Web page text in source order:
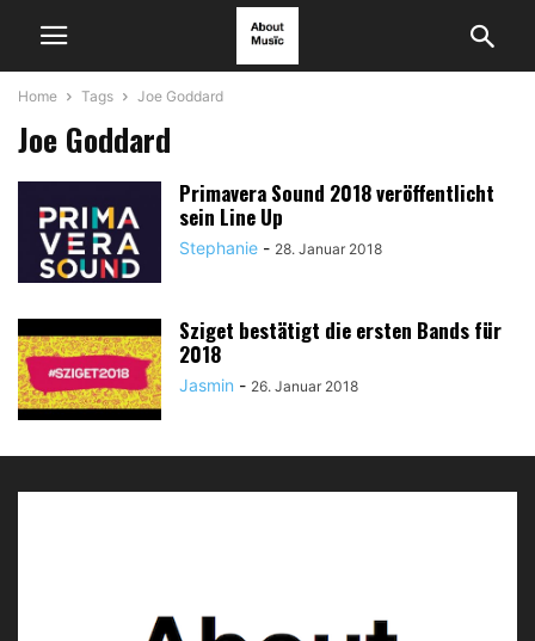
Home Tags Joe Goddard
Joe Goddard
Primavera Sound 2018 veröffentlicht
sein Line Up
Stephanie - 28. Januar 2018
Sziget bestätigt die ersten Bands für
2018
Jasmin - 26. Januar 2018